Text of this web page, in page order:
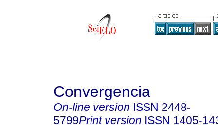
Convergencia
On-line version ISSN 2448-
5799Print version ISSN 1405-